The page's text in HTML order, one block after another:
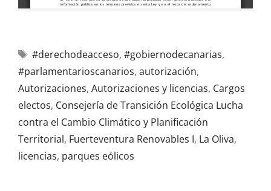
#derechodeacceso, #gobiernodecanarias,
#parlamentarioscanarios, autorización,
Autorizaciones, Autorizaciones y licencias, Cargos
electos, Consejería de Transición Ecológica Lucha
contra el Cambio Climático y Planificación
Territorial, Fuerteventura Renovables I, La Oliva,
licencias, parques eólicos